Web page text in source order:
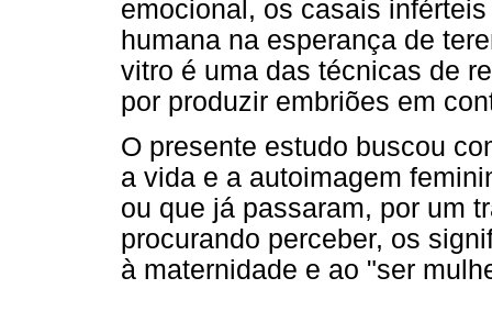
emocional, os casais
humana na esperança de
vitro é uma das técnicas de
por produzir embriões em
O presente estudo buscou
a vida e a autoimagem
ou que já passaram, por um
procurando perceber, os
à maternidade e ao "ser